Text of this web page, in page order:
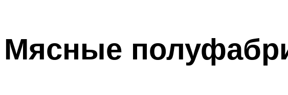
Мясные